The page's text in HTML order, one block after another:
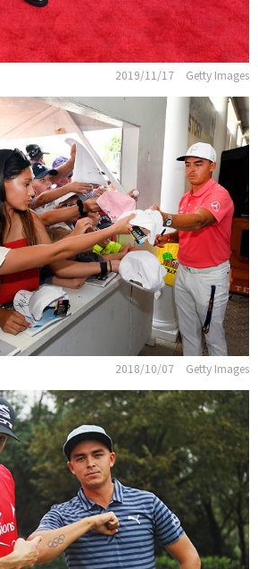
2019/11/17 Getty Images
2018/10/07 Getty Images